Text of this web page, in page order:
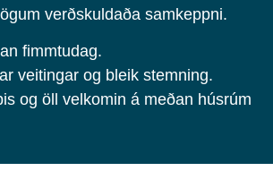
verðskuldaða samkeppni.
fimmtudag.
veitingar og bleik stemning.
og öll velkomin á meðan húsrúm